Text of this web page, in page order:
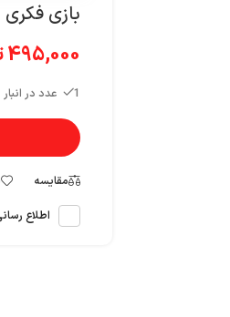
بازی فکری
495,000
1 عدد در انبار
مقایسه
اطلاع